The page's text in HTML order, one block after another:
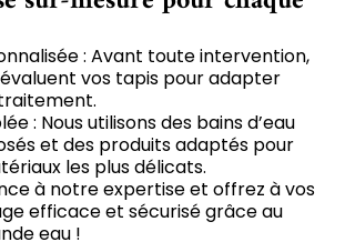
: Avant toute intervention,
vos tapis pour adapter
: Nous utilisons des bains d’eau
et des produits adaptés pour
les plus délicats.
à notre expertise et offrez à vos
efficace et sécurisé grâce au
eau !